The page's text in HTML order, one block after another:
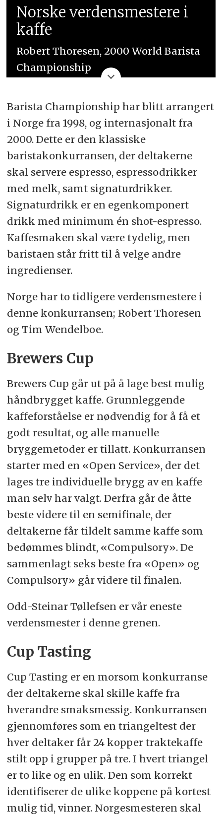
Norske verdensmestere i
kaffe
Robert Thoresen, 2000 World Barista
Championship
Championship
Tim Wendelboe, 2005 World Cup
Tasters Championship
Odd-Steinar Tøllefsen, 2015 World
Brewers Cup
Audun Sørbotten 2015, World Coffee
Roasting Championship
Barista Championship har blitt arrangert
i Norge fra 1998, og internasjonalt fra
2000. Dette er den klassiske
baristakonkurransen, der deltakerne
skal servere espresso, espressodrikker
med melk, samt signaturdrikker.
Signaturdrikk er en egenkomponert
drikk med minimum én shot-espresso.
Kaffesmaken skal være tydelig, men
baristaen står fritt til å velge andre
ingredienser.
Norge har to tidligere verdensmestere i
denne konkurransen; Robert Thoresen
og Tim Wendelboe.
Brewers Cup
Brewers Cup går ut på å lage best mulig
håndbrygget kaffe. Grunnleggende
kaffeforståelse er nødvendig for å få et
godt resultat, og alle manuelle
bryggemetoder er tillatt. Konkurransen
starter med en «Open Service», der det
lages tre individuelle brygg av en kaffe
man selv har valgt. Derfra går de åtte
beste videre til en semifinale, der
deltakerne får tildelt samme kaffe som
bedømmes blindt, «Compulsory». De
sammenlagt seks beste fra «Open» og
Compulsory» går videre til finalen.
Odd-Steinar Tøllefsen er vår eneste
verdensmester i denne grenen.
Cup Tasting
Cup Tasting er en morsom konkurranse
der deltakerne skal skille kaffe fra
hverandre smaksmessig. Konkurransen
gjennomføres som en triangeltest der
hver deltaker får 24 kopper traktekaffe
stilt opp i grupper på tre. I hvert triangel
er to like og en ulik. Den som korrekt
identifiserer de ulike koppene på kortest
mulig tid, vinner. Norgesmesteren skal